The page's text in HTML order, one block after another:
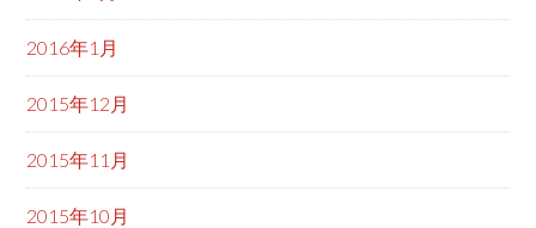
2016年1月
2015年12月
2015年11月
2015年10月